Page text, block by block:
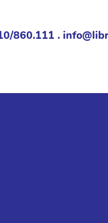
860.111 .